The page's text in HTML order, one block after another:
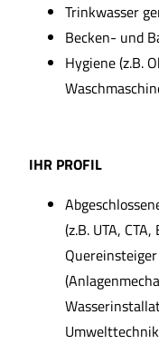
Trinkwasser
Becken- und
Hygiene (z.B.
IHR PROFIL
(z.B. UTA,
Umwelttechnik